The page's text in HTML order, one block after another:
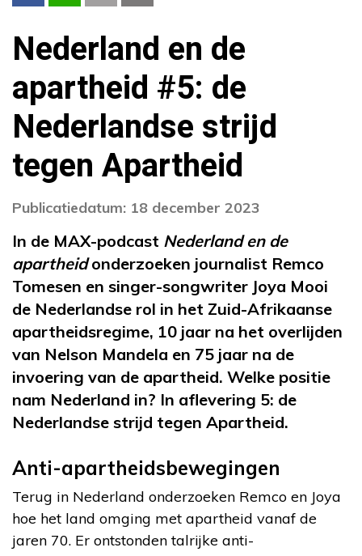
Nederland en de
apartheid #5: de
Nederlandse strijd
tegen Apartheid
Publicatiedatum: 18 december 2023
In de MAX-podcast Nederland en de
apartheidonderzoeken journalist Remco
Tomesen en singer-songwriter Joya Mooi
de Nederlandse rol in het Zuid-Afrikaanse
apartheidsregime, 10 jaar na het overlijden
van Nelson Mandela en 75 jaar na de
invoering van de apartheid. Welke positie
nam Nederland in? In aflevering 5: de
Nederlandse strijd tegen Apartheid.
Anti-apartheidsbewegingen
Terug in Nederland onderzoeken Remco en Joya
hoe het land omging met apartheid vanaf de
jaren 70. Er ontstonden talrijke anti-